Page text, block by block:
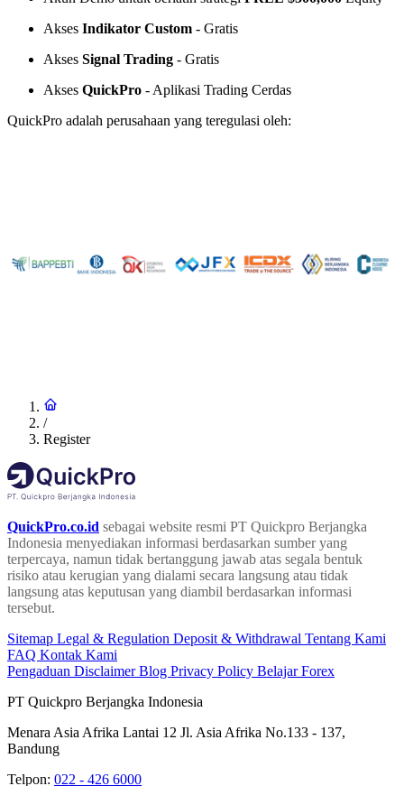
Akses Indikator Custom - Gratis
Akses Signal Trading - Gratis
Akses QuickPro - Aplikasi Trading Cerdas
QuickPro adalah perusahaan yang teregulasi oleh:
/
Register
QuickPro.co.id sebagai website resmi PT Quickpro Berjangka
Indonesia menyediakan informasi berdasarkan sumber yang
terpercaya, namun tidak bertanggung jawab atas segala bentuk
risiko atau kerugian yang dialami secara langsung atau tidak
langsung atas keputusan yang diambil berdasarkan informasi
tersebut.
Sitemap Legal & Regulation Deposit & Withdrawal Tentang Kami
FAQ Kontak Kami
Pengaduan DisclaimerBlog Privacy Policy Belajar Forex
PT Quickpro Berjangka Indonesia
Menara Asia Afrika Lantai 12 Jl. Asia Afrika No.133 - 137,
Bandung
Telpon: 022 - 426 6000